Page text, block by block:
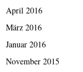
April 2016
März 2016
Januar 2016
November 2015